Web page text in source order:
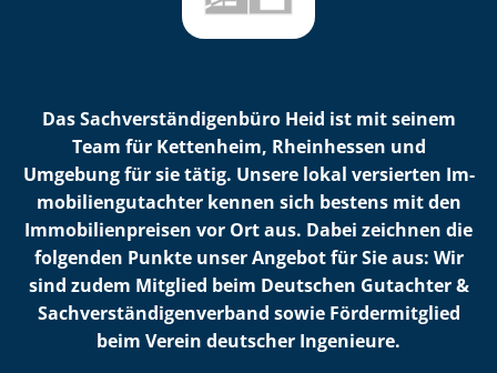
Das Sach­ver­stän­di­gen­bü­ro Heid ist mit seinem
Team für Kettenheim, Rheinhessen und
Umgebung für sie tätig. Unsere lokal versierten Im­
mo­bi­li­en­gut­ach­ter kennen sich bestens mit den
Im­mo­bi­li­en­prei­sen vor Ort aus. Dabei zeichnen die
folgenden Punkte unser Angebot für Sie aus: Wir
sind zudem Mitglied beim Deutschen Gutachter &
Sach­ver­stän­di­gen­ver­band sowie Fördermitglied
beim Verein deutscher Ingenieure.